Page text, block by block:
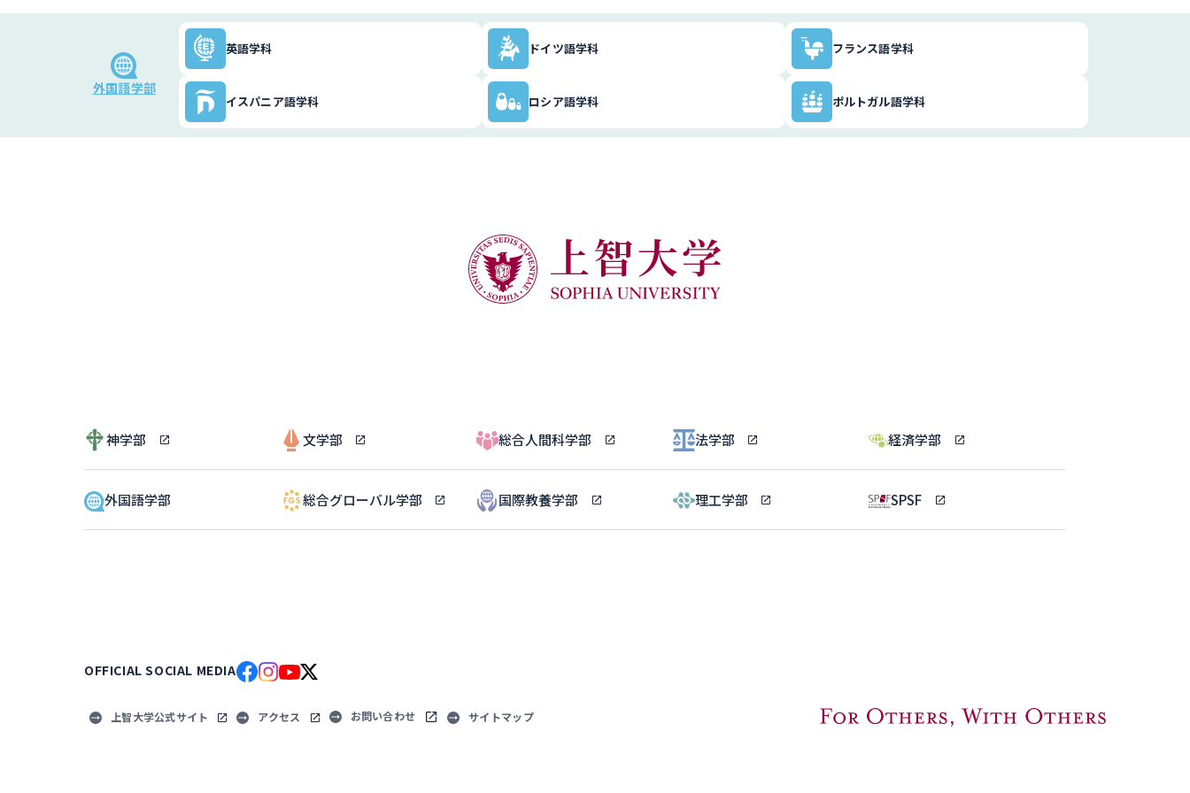
外国語学部
英語学科 ドイツ語学科 フランス語学科
イスパニア語学科 ロシア語学科 ポルトガル語学科
神学部 文学部 総合人間科学部 法学部 経済学部
外国語学部 総合グローバル学部 国際教養学部 理工学部 SPSF
OFFICIAL SOCIAL MEDIA
上智大学公式サイト アクセス お問い合わせ サイトマップ